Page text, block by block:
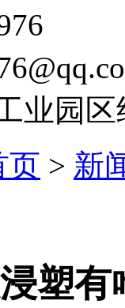
业园区
页 > 新
塑有